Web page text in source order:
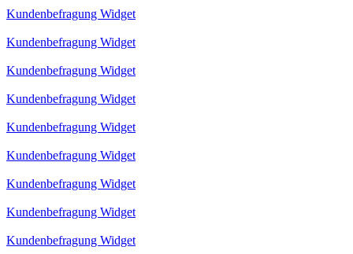
Kundenbefragung Widget
Kundenbefragung Widget
Kundenbefragung Widget
Kundenbefragung Widget
Kundenbefragung Widget
Kundenbefragung Widget
Kundenbefragung Widget
Kundenbefragung Widget
Kundenbefragung Widget